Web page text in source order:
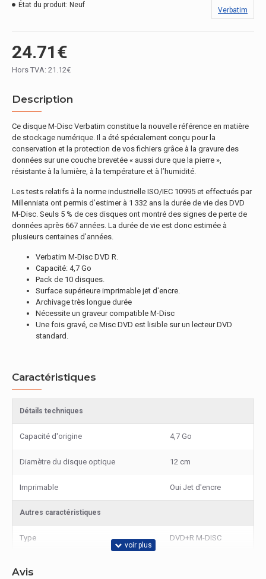
24.71€
Hors TVA: 21.12€
État du produit: Neuf
Verbatim
Description
Ce disque M-Disc Verbatim constitue la nouvelle référence en matière
de stockage numérique. Il a été spécialement conçu pour la
conservation et la protection de vos fichiers grâce à la gravure des
données sur une couche brevetée « aussi dure que la pierre »,
résistante à la lumière, à la température et à l’humidité.
Les tests relatifs à la norme industrielle ISO/IEC 10995 et effectués par
Millenniata ont permis d’estimer à 1 332 ans la durée de vie des DVD
M-Disc. Seuls 5 % de ces disques ont montré des signes de perte de
données après 667 années. La durée de vie est donc estimée à
plusieurs centaines d’années.
Verbatim M-Disc DVD R.
Capacité: 4,7 Go
Pack de 10 disques.
Surface supérieure imprimable jet d'encre.
Archivage très longue durée
Nécessite un graveur compatible M-Disc
Une fois gravé, ce Misc DVD est lisible sur un lecteur DVD
standard.
Caractéristiques
Détails techniques
Capacité d'origine 4,7 Go
Diamètre du disque optique 12 cm
Imprimable Oui Jet d'encre
Autres caractéristiques
Type DVD+R M-DISC
Avis